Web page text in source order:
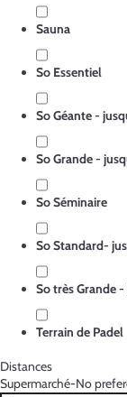
Sauna
So Essentiel
So Géante -
So Grande -
So Séminaire
So Standard-
So très Grande
Terrain de Padel
Distances
Supermarché-No